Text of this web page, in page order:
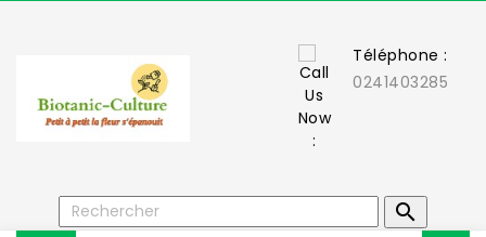
Téléphone :
0241403285
